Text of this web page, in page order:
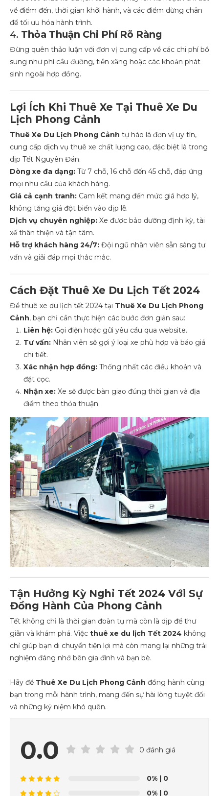
về điểm đến, thời gian khởi hành, và các điểm dừng chân
để tối ưu hóa hành trình.
4. Thỏa Thuận Chi Phí Rõ Ràng
Đừng quên thảo luận với đơn vị cung cấp về các chi phí bổ
sung như phí cầu đường, tiền xăng hoặc các khoản phát
sinh ngoài hợp đồng.
Lợi Ích Khi Thuê Xe Tại Thuê Xe Du
Lịch Phong Cảnh
Thuê Xe Du Lịch Phong Cảnh tự hào là đơn vị uy tín,
cung cấp dịch vụ thuê xe chất lượng cao, đặc biệt là trong
dịp Tết Nguyên Đán.
Dòng xe đa dạng: Từ 7 chỗ, 16 chỗ đến 45 chỗ, đáp ứng
mọi nhu cầu của khách hàng.
Giá cả cạnh tranh: Cam kết mang đến mức giá hợp lý,
không tăng giá đột biến vào dịp lễ.
Dịch vụ chuyên nghiệp: Xe được bảo dưỡng định kỳ, tài
xế thân thiện và tận tâm.
Hỗ trợ khách hàng 24/7: Đội ngũ nhân viên sẵn sàng tư
vấn và giải đáp mọi thắc mắc.
Cách Đặt Thuê Xe Du Lịch Tết 2024
Để thuê xe du lịch tết 2024 tại Thuê Xe Du Lịch Phong
Cảnh, bạn chỉ cần thực hiện các bước đơn giản sau:
Liên hệ: Gọi điện hoặc gửi yêu cầu qua website.
Tư vấn: Nhân viên sẽ gợi ý loại xe phù hợp và báo giá
chi tiết.
Xác nhận hợp đồng: Thống nhất các điều khoản và
đặt cọc.
Nhận xe: Xe sẽ được bàn giao đúng thời gian và địa
điểm theo thỏa thuận.
Tận Hưởng Kỳ Nghỉ Tết 2024 Với Sự
Đồng Hành Của Phong Cảnh
Tết không chỉ là thời gian đoàn tụ mà còn là dịp để thư
giãn và khám phá. Việc thuê xe du lịch Tết 2024 không
chỉ giúp bạn di chuyển tiện lợi mà còn mang lại những trải
nghiệm đáng nhớ bên gia đình và bạn bè.
Hãy để Thuê Xe Du Lịch Phong Cảnh đồng hành cùng
bạn trong mỗi hành trình, mang đến sự hài lòng tuyệt đối
và những kỷ niệm khó quên.
0.0 0 đánh giá
0% | 0
0% | 0